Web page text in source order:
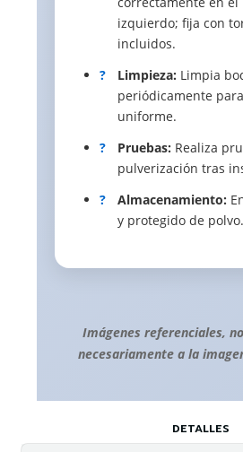
izquierdo; fija con
incluidos.
?
Limpieza: Limpia
periódicamente
uniforme.
?
Pruebas: Realiza
pulverización tras
?
Almacenamiento:
y protegido de polvo.
Imágenes referenciales,
necesariamente a la
DETALLES